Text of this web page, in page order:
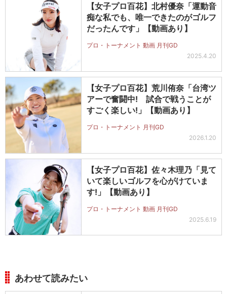
【女子プロ百花】北村優奈「運動音
痴な私でも、唯一できたのがゴルフ
だったんです」【動画あり】
プロ・トーナメント 動画 月刊GD
2025.4.20
【女子プロ百花】荒川侑奈「台湾ツ
アーで奮闘中! 試合で戦うことが
すごく楽しい!」【動画あり】
プロ・トーナメント 月刊GD
2026.1.20
【女子プロ百花】佐々木理乃「見て
いて楽しいゴルフを心がけていま
す!」【動画あり】
プロ・トーナメント 動画 月刊GD
2025.6.19
あわせて読みたい